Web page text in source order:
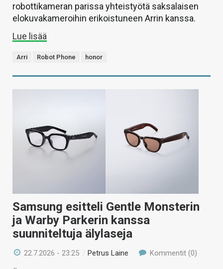
robottikameran parissa yhteistyötä saksalaisen
elokuvakameroihin erikoistuneen Arrin kanssa.
Lue lisää
Arri Robot Phone honor
Samsung esitteli Gentle Monsterin
ja Warby Parkerin kanssa
suunniteltuja älylaseja
22.7.2026 - 23:25 /Petrus Laine Kommentit (0)